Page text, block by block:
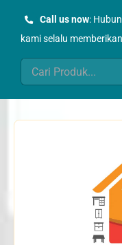
Call us now:
kami selalu
Search
for: